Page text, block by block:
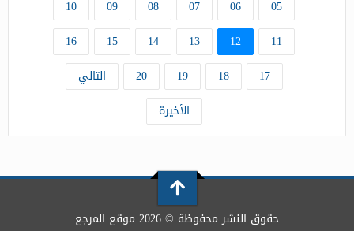
05
06
07
08
09
10
11
12
13
14
15
16
17
18
19
20
التالي
الأخيرة
حقوق النشر محفوظة © 2026 موقع المرجع